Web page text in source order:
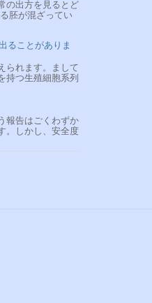
の出方を見るとど
胚が混ざってい
ることがありま
られます。まして
持つ生殖細胞系列
報告はごくわずか
。しかし、安全度